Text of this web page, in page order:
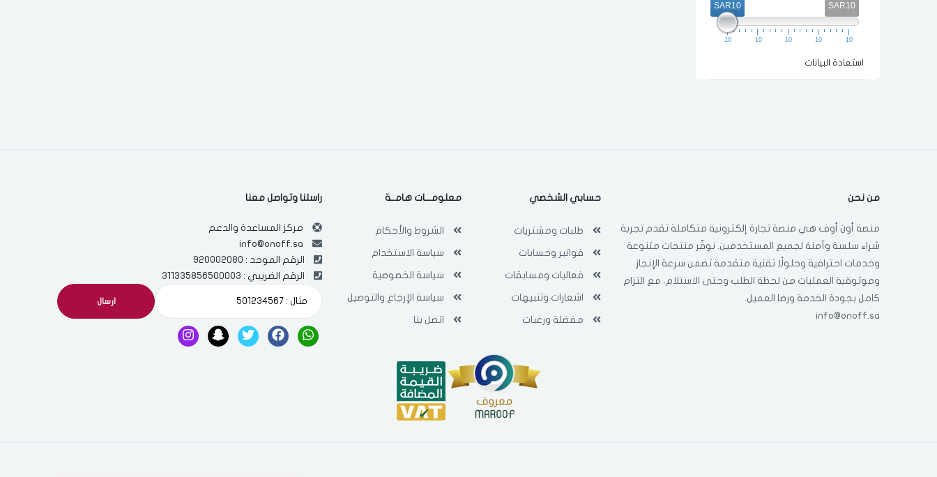
SAR10
SAR10
10 10 10 10 10
استعادة البيانات
من نحن
منصة أون أوف هي منصة تجارة إلكترونية متكاملة تقدم تجربة
شراء سلسة وآمنة لجميع المستخدمين. نوفّر منتجات متنوعة
وخدمات احترافية وحلولًا تقنية متقدمة تضمن سرعة الإنجاز
وموثوقية العمليات من لحظة الطلب وحتى الاستلام، مع التزام
كامل بجودة الخدمة ورضا العميل.
info@onoff.sa
حسابي الشخصي
طلبات ومشتريات
فواتير وحسابات
فعاليات ومسابقات
اشعارات وتنبيهات
مفضلة ورغبات
معلومـــات هامــة
الشروط والأحكام
سياسة الاستخدام
سياسة الخصوصية
سياسة الإرجاع والتوصيل
اتصل بنا
راسلنا وتواصل معنا
مركز المساعدة والدعم
info@onoff.sa
الرقم الموحد : 920002080
الرقم الضريبي : 311335856500003
ارسال